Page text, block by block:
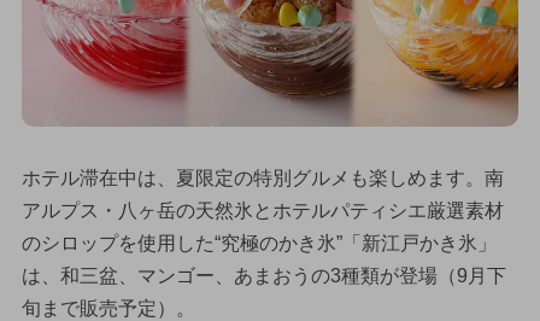
ホテル滞在中は、夏限定の特別グルメも楽しめます。南
アルプス・八ヶ岳の天然氷とホテルパティシエ厳選素材
のシロップを使用した“究極のかき氷”「新江戸かき氷」
は、和三盆、マンゴー、あまおうの3種類が登場（9月下
旬まで販売予定）。